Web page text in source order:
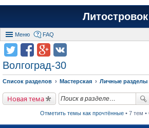
Литостровок
Меню FAQ
Волгоград-30
Список разделов Мастерская Личные разделы
Новая тема
Отметить темы как прочтённые • 7 тем •